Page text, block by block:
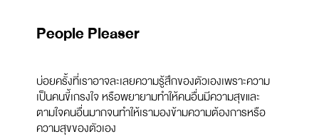
People Pleaser
บ่อยครั้งที่เราอาจละเลยความรู้สึกของตัวเองเพราะความ
เป็นคนขี้เกรงใจ หรือพยายามทำให้คนอื่นมีความสุขและ
ตามใจคนอื่นมากจนทำให้เรามองข้ามความต้องการหรือ
ความสุขของตัวเอง